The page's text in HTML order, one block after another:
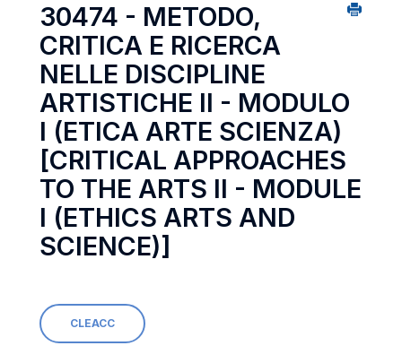
30474 - METODO,
CRITICA E RICERCA
NELLE DISCIPLINE
ARTISTICHE II - MODULO
I (ETICA ARTE SCIENZA)
[CRITICAL APPROACHES
TO THE ARTS II - MODULE
I (ETHICS ARTS AND
SCIENCE)]
CLEACC